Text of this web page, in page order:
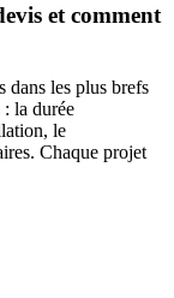
et comment
les plus brefs
la durée
le
Chaque projet